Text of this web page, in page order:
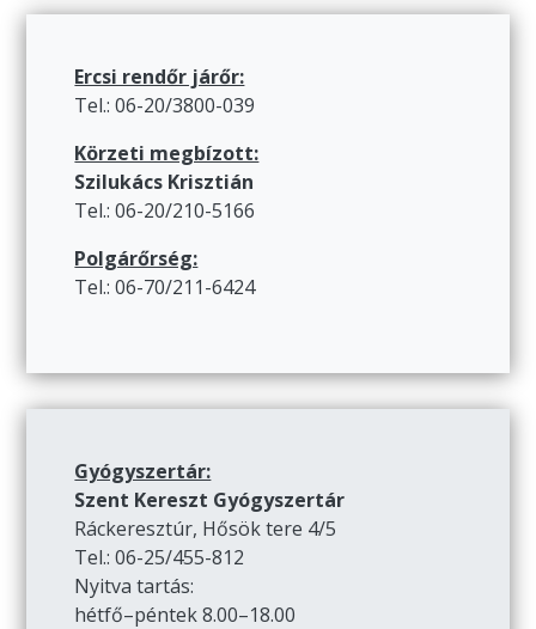
Ercsi rendőr járőr:
Tel.: 06-20/3800-039
Körzeti megbízott:
Szilukács Krisztián
Tel.: 06-20/210-5166
Polgárőrség:
Tel.: 06-70/211-6424
Gyógyszertár:
Szent Kereszt Gyógyszertár
Ráckeresztúr, Hősök tere 4/5
Tel.: 06-25/455-812
Nyitva tartás:
hétfő–péntek 8.00–18.00